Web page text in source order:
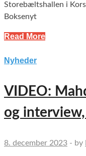
Storebæltshallen i
Boksenyt
Read More
Nyheder
VIDEO:
og
8. december 2023 - by